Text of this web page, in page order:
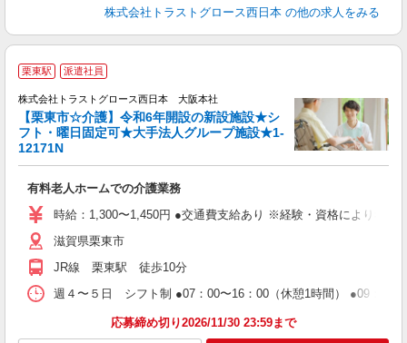
株式会社トラストグロース西日本 の他の求人をみる
栗東駅 派遣社員
株式会社トラストグロース西日本 大阪本社
【栗東市☆介護】令和6年開設の新設施設★シ
フト・曜日固定可★大手法人グループ施設★1-
12171N
有料老人ホームでの介護業務
時給：1,300〜1,450円 ●交通費支給あり ※経験・資格により考慮
滋賀県栗東市
JR線 栗東駅 徒歩10分
週４〜５日 シフト制 ●07：00〜16：00（休憩1時間） ●09：00
応募締め切り2026/11/30 23:59まで